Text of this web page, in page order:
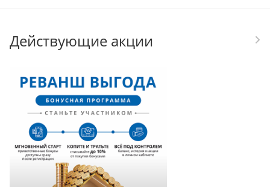
Действующие акции